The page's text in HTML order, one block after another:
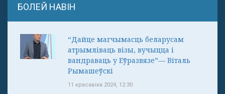
БОЛЕЙ НАВІН
“Дайце магчымасць беларусам
атрымліваць візы, вучыцца і
вандраваць у Еўразвязе”— Віталь
Рымашеўскі
11 красавіка 2024, 12:30